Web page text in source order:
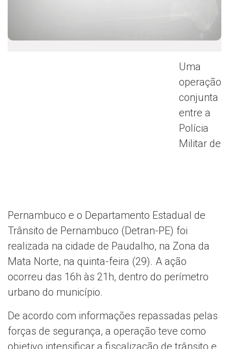
Uma
operação
conjunta
entre a
Polícia
Militar de
Pernambuco e o Departamento Estadual de
Trânsito de Pernambuco (Detran-PE) foi
realizada na cidade de Paudalho, na Zona da
Mata Norte, na quinta-feira (29). A ação
ocorreu das 16h às 21h, dentro do perímetro
urbano do município.
De acordo com informações repassadas pelas
forças de segurança, a operação teve como
objetivo intensificar a fiscalização de trânsito e